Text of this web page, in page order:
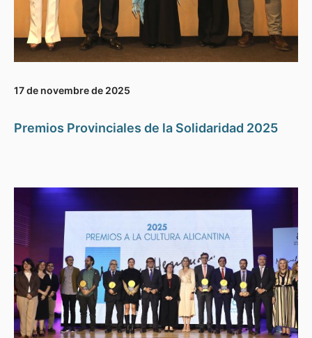
17 de novembre de 2025
Premios Provinciales de la Solidaridad 2025